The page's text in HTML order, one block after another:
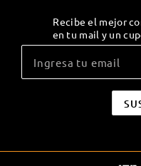
Recibe el mejor
en tu mail y un